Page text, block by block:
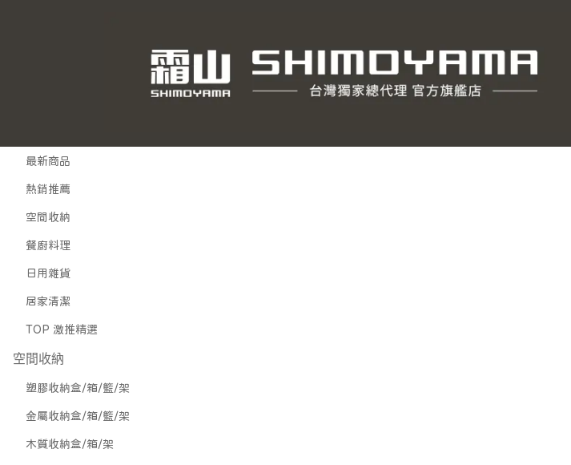
最新商品
熱銷推薦
空間收納
餐廚料理
日用雜貨
居家清潔
TOP 激推精選
空間收納
塑膠收納盒/箱/籃/架
金屬收納盒/箱/籃/架
木質收納盒/箱/架